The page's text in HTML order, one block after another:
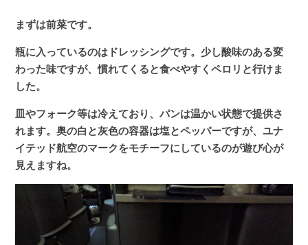
まずは前菜です。
瓶に入っているのはドレッシングです。少し酸味のある変
わった味ですが、慣れてくると食べやすくペロリと行けま
した。
皿やフォーク等は冷えており、パンは温かい状態で提供さ
れます。奥の白と灰色の容器は塩とペッパーですが、ユナ
イテッド航空のマークをモチーフにしているのが遊び心が
見えますね。